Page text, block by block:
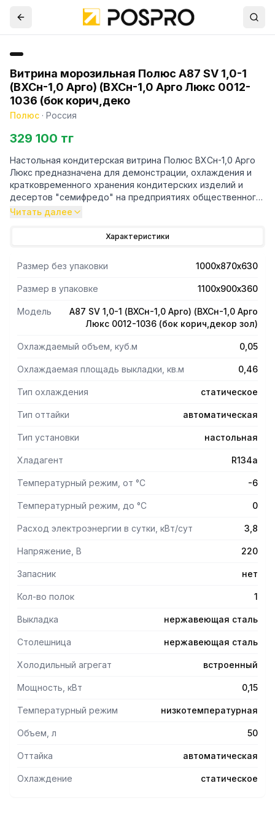
Витрина морозильная Полюс A87 SV 1,0-1
(ВХСн-1,0 Арго) (ВХСн-1,0 Арго Люкс 0012-
1036 (бок корич,деко
Полюс · Россия
329 100 тг
Настольная кондитерская витрина Полюс ВХСн-1,0 Арго
Люкс предназначена для демонстрации, охлаждения и
кратковременного хранения кондитерских изделий и
десертов "семифредо" на предприятиях общественного
питания и торговли. Модель оснащена датчиком-реле
шторками из органического стекла. Корпус имеет
1,0-1 0012-1036) - brown&gold:
боковина - пластик коричневый;
столешница - сталь коричневая;
полка, выкладка, передняя обшивка, обшивка светильника
и испарителя - сталь RAL 1036 (золотой).
Читать далее
Характеристики
Размер без упаковки 1000х870х630
Размер в упаковке 1100х900х360
Модель
A87 SV 1,0-1 (ВХСн-1,0 Арго) (ВХСн-1,0 Арго
Люкс 0012-1036 (бок корич,декор зол)
Охлаждаемый объем, куб.м 0,05
Охлаждаемая площадь выкладки, кв.м 0,46
Тип охлаждения статическое
Тип оттайки автоматическая
Тип установки настольная
Хладагент R134a
Температурный режим, от °С -6
Температурный режим, до °С 0
Расход электроэнергии в сутки, кВт/сут 3,8
Напряжение, В 220
Запасник нет
Кол-во полок 1
Выкладка нержавеющая сталь
Столешница нержавеющая сталь
Холодильный агрегат встроенный
Мощность, кВт 0,15
Температурный режим низкотемпературная
Объем, л 50
Оттайка автоматическая
Охлаждение статическое